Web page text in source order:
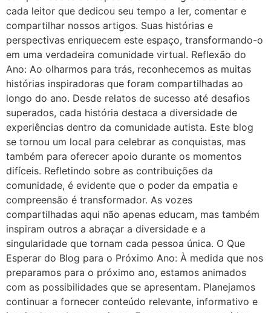
cada leitor que dedicou seu tempo a ler, comentar e
compartilhar nossos artigos. Suas histórias e
perspectivas enriquecem este espaço, transformando-o
em uma verdadeira comunidade virtual. Reflexão do
Ano: Ao olharmos para trás, reconhecemos as muitas
histórias inspiradoras que foram compartilhadas ao
longo do ano. Desde relatos de sucesso até desafios
superados, cada história destaca a diversidade de
experiências dentro da comunidade autista. Este blog
se tornou um local para celebrar as conquistas, mas
também para oferecer apoio durante os momentos
difíceis. Refletindo sobre as contribuições da
comunidade, é evidente que o poder da empatia e
compreensão é transformador. As vozes
compartilhadas aqui não apenas educam, mas também
inspiram outros a abraçar a diversidade e a
singularidade que tornam cada pessoa única. O Que
Esperar do Blog para o Próximo Ano: À medida que nos
preparamos para o próximo ano, estamos animados
com as possibilidades que se apresentam. Planejamos
continuar a fornecer conteúdo relevante, informativo e